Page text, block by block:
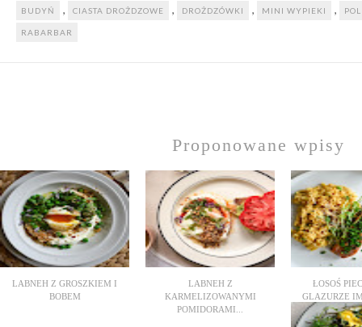
BUDYŃ , CIASTA DROŻDZOWE , DROŻDZÓWKI , MINI WYPIEKI ,
RABARBAR
Proponowane wpisy
LABNEH Z GROSZKIEM I
BOBEM
LABNEH Z
KARMELIZOWANYMI
POMIDORAMI...
ŁOSOŚ
GLAZURZE